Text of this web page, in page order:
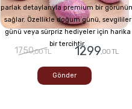
parlak detaylarıyla premium bir
sağlar. Özellikle doğum günü, sevgililer
günü veya sürpriz hediyeler için harika
bir tercihtir.
1750,00 TL 1299,00 TL
Gönder